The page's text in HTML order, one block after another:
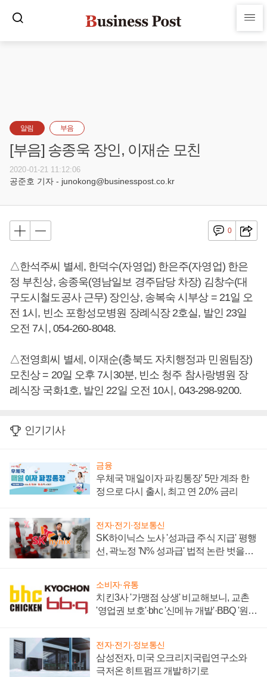
알림 부음
[부음] 송종욱 장인, 이재순 모친
2020-01-21 11:12:06
공준호 기자 - junokong@businesspost.co.kr
0
△한석주씨 별세, 한덕수(자영업) 한은주(자영업) 한은
정 부친상, 송종욱(영남일보 경주담당 차장) 김창수(대
구도시철도공사 근무) 장인상, 송복숙 시부상 = 21일 오
전 1시, 빈소 포항성모병원 장례식장 2호실, 발인 23일
오전 7시, 054-260-8048.
△전영희씨 별세, 이재순(충북도 자치행정과 민원팀장)
모친상 = 20일 오후 7시30분, 빈소 청주 참사랑병원 장
례식장 국화1호, 발인 22일 오전 10시, 043-298-9200.
인기기사
금융
우체국 '매일이자 파킹통장' 5만 계좌 한
정으로 다시 출시, 최고 연 2.0% 금리
전자·전기·정보통신
SK하이닉스 노사 '성과급 주식 지급' 평행
선, 곽노정 'N% 성과급' 법적 논란 벗을지
소비자·유통
치킨3사 '가맹점 상생' 비교해보니, 교촌
'영업권 보호'·bhc '신메뉴 개발'·BBQ '원가
전자·전기·정보통신
삼성전자, 미국 오크리지국립연구소와
극저온 히트펌프 개발하기로